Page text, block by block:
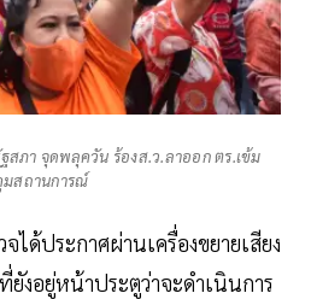
ภา จุดพลุควัน ร้องส.ว.ลาออก ตร.เข้ม
มสถานการณ์
ได้ประกาศผ่านเครื่องขยายเสียง
ยังอยู่หน้าประตูว่าจะดำเนินการ